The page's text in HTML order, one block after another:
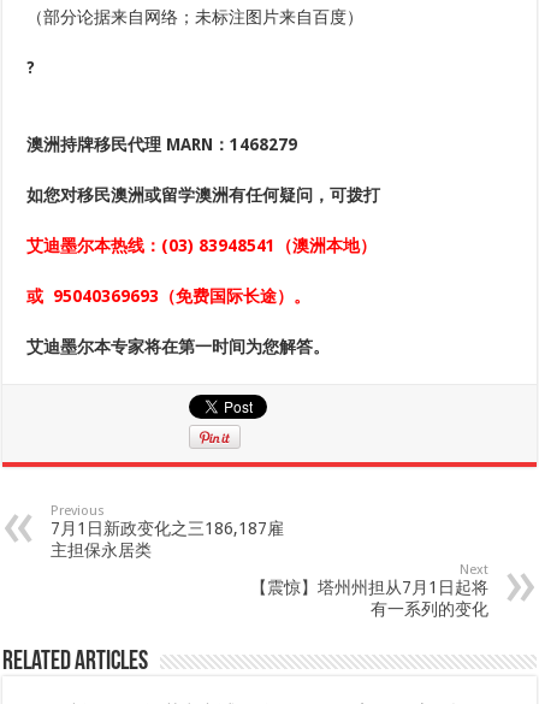
（部分论据来自网络；未标注图片来自百度）
?
澳洲持牌移民代理 MARN：1468279
如您对移民澳洲或留学澳洲有任何疑问，可拨打
艾迪墨尔本热线： (03) 83948541 （澳洲本地）
或 95040369693 （免费国际长途）。
艾迪墨尔本专家将在第一时间为您解答。
Previous
7月1日新政变化之三186,187雇
主担保永居类
Next
【震惊】塔州州担从7月1日起将
有一系列的变化
Related Articles